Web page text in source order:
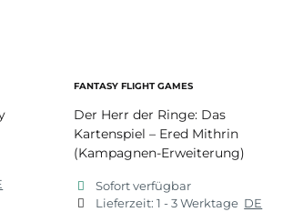
FANTASY FLIGHT GAMES
Der Herr der Ringe: Das
Kartenspiel – Ered Mithrin
(Kampagnen-Erweiterung)
Sofort verfügbar
Lieferzeit:1 - 3 Werktage DE